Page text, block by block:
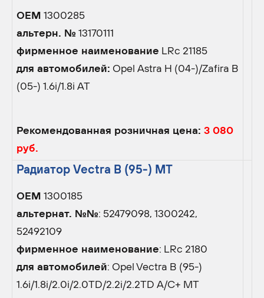
OEM 1300285
альтерн. № 13170111
фирменное наименование LRc 21185
для автомобилей: Opel Astra H (04-)/Zafira B
(05-) 1.6i/1.8i AT
Рекомендованная розничная цена: 3 080
руб.
Радиатор Vectra B (95-) MT
OEM 1300185
альтернат. №№: 52479098, 1300242,
52492109
фирменное наименование: LRc 2180
для автомобилей: Opel Vectra B (95-)
1.6i/1.8i/2.0i/2.0TD/2.2i/2.2TD A/C+ MT